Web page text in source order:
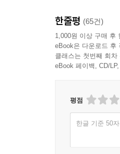
한줄평 (65건)
1,000원 이상 구매 후
eBook은 다운로드 후
클래스는 첫번째 회
eBook 페이백, CD/
평점
한글 기준 50